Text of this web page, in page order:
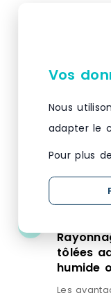
tôlées
humide
Les
Vos
Nous
adapter le
Pour plus